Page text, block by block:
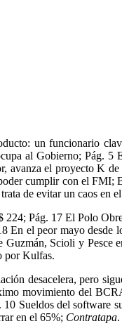
un funcionario
al Gobierno; Pág.
el proyecto K
cumplir con el FMI;
de evitar un caos en
Pág. 17 El Polo
el peor mayo
Scioli y
por Kulfas.
desacelera, pero
movimiento del
Sueldos del
en el 65%; Contratapa